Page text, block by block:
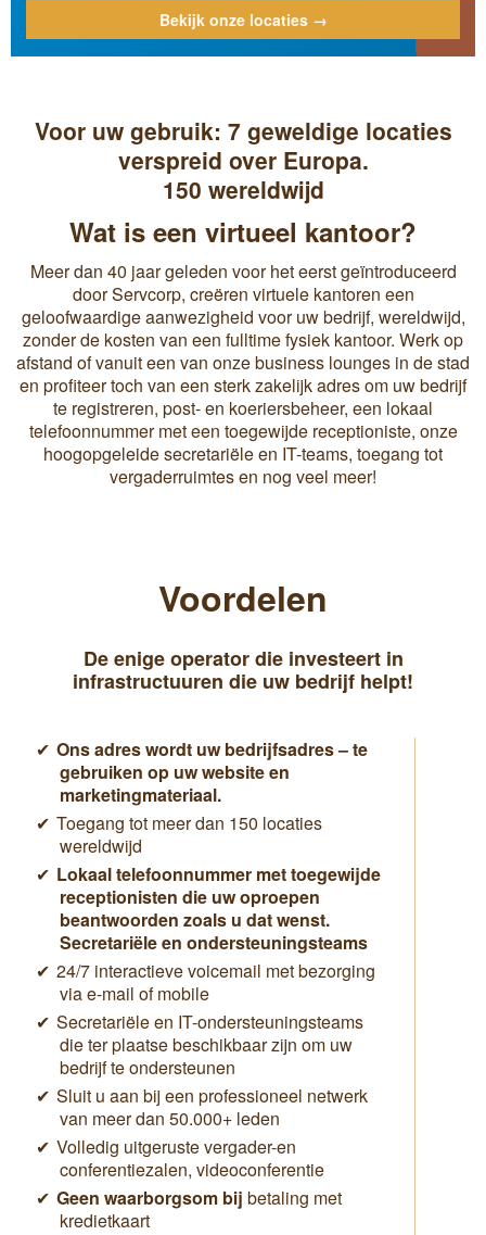
Bekijk onze locaties →
Voor uw gebruik: 7 geweldige locaties
verspreid over Europa.
150 wereldwijd
Wat is een virtueel kantoor?
Meer dan 40 jaar geleden voor het eerst geïntroduceerd
door Servcorp, creëren virtuele kantoren een
geloofwaardige aanwezigheid voor uw bedrijf, wereldwijd,
zonder de kosten van een fulltime fysiek kantoor. Werk op
afstand of vanuit een van onze business lounges in de stad
en profiteer toch van een sterk zakelijk adres om uw bedrijf
te registreren, post- en koeriersbeheer, een lokaal
telefoonnummer met een toegewijde receptioniste, onze
hoogopgeleide secretariële en IT-teams, toegang tot
vergaderruimtes en nog veel meer!
Voordelen
De enige operator die investeert in
infrastructuuren die uw bedrijf helpt!
Ons adres wordt uw bedrijfsadres – te
gebruiken op uw website en
marketingmateriaal.
Toegang tot meer dan 150 locaties
wereldwijd
Lokaal telefoonnummer met toegewijde
receptionisten die uw oproepen
beantwoorden zoals u dat wenst.
Secretariële en ondersteuningsteams
24/7 interactieve voicemail met bezorging
via e-mail of mobile
Secretariële en IT-ondersteuningsteams
die ter plaatse beschikbaar zijn om uw
bedrijf te ondersteunen
Sluit u aan bij een professioneel netwerk
van meer dan 50.000+ leden
Volledig uitgeruste vergader-en
conferentiezalen, videoconferentie
Geen waarborgsom bij betaling met
kredietkaart